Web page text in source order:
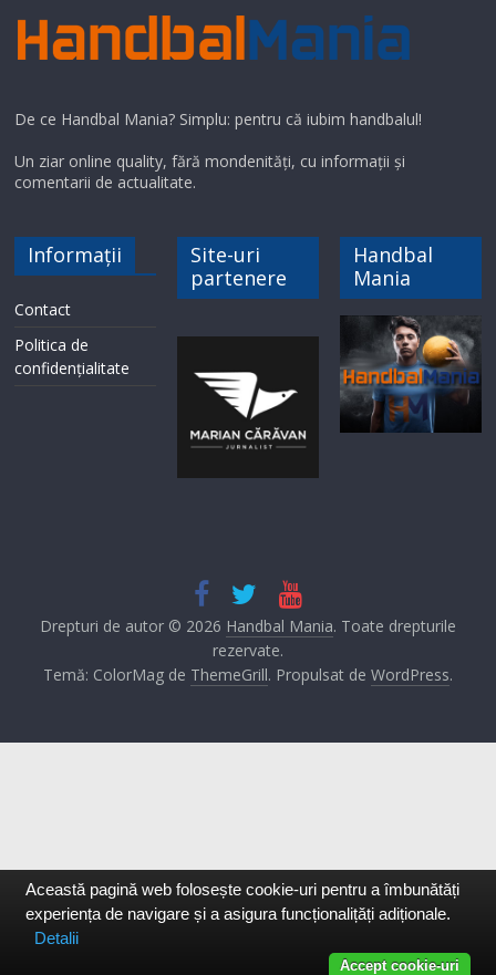
De ce Handbal Mania? Simplu: pentru că iubim handbalul!
Un ziar online quality, fără mondenități, cu informații și
comentarii de actualitate.
Informații
Contact
Politica de
confidențialitate
Site-uri
partenere
Handbal
Mania
Drepturi de autor © 2026 Handbal Mania. Toate drepturile
rezervate.
Temă: ColorMag de ThemeGrill. Propulsat de WordPress.
Această pagină web folosește cookie-uri pentru a îmbunătăți
experiența de navigare și a asigura funcționalițăți adiționale.
Detalii
Accept cookie-uri